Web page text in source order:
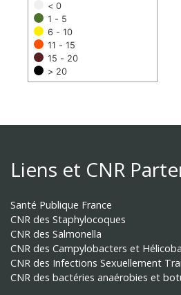
< 0
1 - 5
6 - 10
11 - 15
15 - 20
> 20
Liens et CNR
Santé Publique France
CNR des Staphylocoques
CNR des Salmonella
CNR des Campylobacters et
CNR des Infections Sexuellement
CNR des bactéries anaérobies et